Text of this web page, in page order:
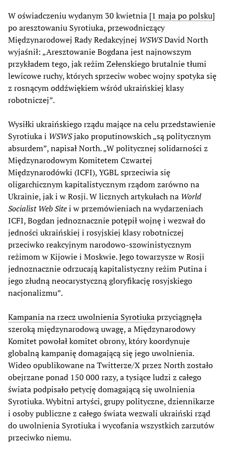
W oświadczeniu wydanym 30 kwietnia [1 maja po polsku]
po aresztowaniu Syrotiuka, przewodniczący
Międzynarodowej Rady Redakcyjnej WSWSDavid North
wyjaśnił: „Aresztowanie Bogdana jest najnowszym
przykładem tego, jak reżim Zełenskiego brutalnie tłumi
lewicowe ruchy, których sprzeciw wobec wojny spotyka się
z rosnącym oddźwiękiem wśród ukraińskiej klasy
robotniczej”.
Wysiłki ukraińskiego rządu mające na celu przedstawienie
Syrotiuka i WSWSjako proputinowskich „są politycznym
absurdem”, napisał North. „W politycznej solidarności z
Międzynarodowym Komitetem Czwartej
Międzynarodówki (ICFI), YGBL sprzeciwia się
oligarchicznym kapitalistycznym rządom zarówno na
Ukrainie, jak i w Rosji. W licznych artykułach na World
Socialist Web Sitei w przemówieniach na wydarzeniach
ICFI, Bogdan jednoznacznie potępił wojnę i wezwał do
jedności ukraińskiej i rosyjskiej klasy robotniczej
przeciwko reakcyjnym narodowo-szowinistycznym
reżimom w Kijowie i Moskwie. Jego towarzysze w Rosji
jednoznacznie odrzucają kapitalistyczny reżim Putina i
jego złudną neocarystyczną gloryfikację rosyjskiego
nacjonalizmu”.
Kampania na rzecz uwolnienia Syrotiukaprzyciągnęła
szeroką międzynarodową uwagę, a Międzynarodowy
Komitet powołał komitet obrony, który koordynuje
globalną kampanię domagającą się jego uwolnienia.
Wideo opublikowane na Twitterze/X przez North zostało
obejrzane ponad 150 000 razy, a tysiące ludzi z całego
świata podpisało petycję domagającą się uwolnienia
Syrotiuka. Wybitni artyści, grupy polityczne, dziennikarze
i osoby publiczne z całego świata wezwali ukraiński rząd
do uwolnienia Syrotiuka i wycofania wszystkich zarzutów
przeciwko niemu.